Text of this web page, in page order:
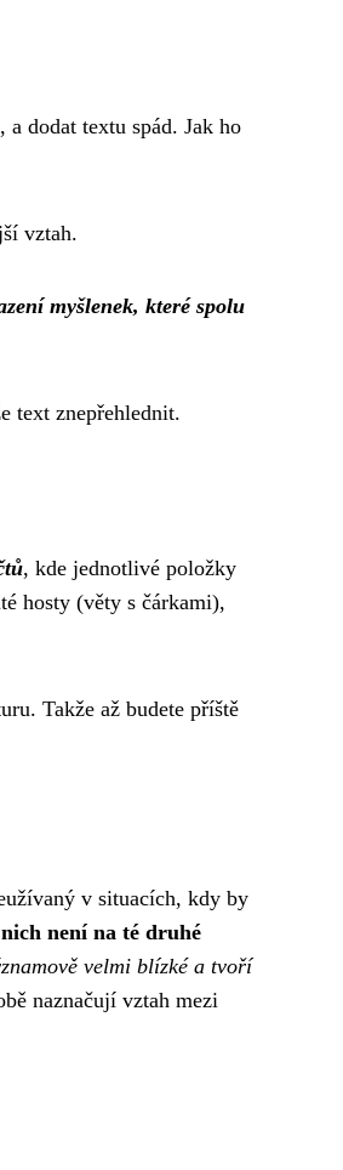
dodat textu spád. Jak ho
vztah.
myšlenek, které spolu
text znepřehlednit.
, kde jednotlivé položky
hosty (věty s čárkami),
Takže až budete příště
v situacích, kdy by
není na té druhé
velmi blízké a tvoří
naznačují vztah mezi